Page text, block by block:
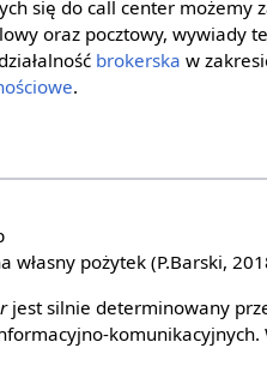
się do call center możemy
oraz pocztowy, wywiady
brokerska w
.
pożytek (P.Barski,
jest silnie determinowany